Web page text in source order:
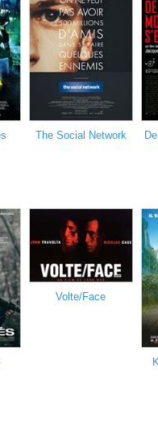
The Social Network
Volte/Face